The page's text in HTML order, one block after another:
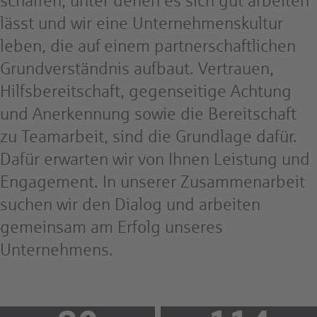
lässt und wir eine Unternehmenskultur
leben, die auf einem partnerschaftlichen
Grundverständnis aufbaut. Vertrauen,
Hilfsbereitschaft, gegenseitige Achtung
und Anerkennung sowie die Bereitschaft
zu Teamarbeit, sind die Grundlage dafür.
Dafür erwarten wir von Ihnen Leistung und
Engagement. In unserer Zusammenarbeit
suchen wir den Dialog und arbeiten
gemeinsam am Erfolg unseres
Unternehmens.